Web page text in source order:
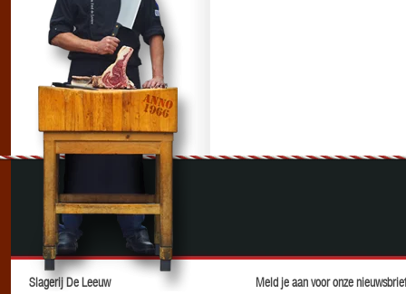
Slagerij De Leeuw Meld je aan voor onze